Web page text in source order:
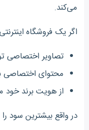
می‌کند.
اگر یک فروشگاه
تصاویر اختصاصی
محتوای اختصاصی
از هویت برند خود
در واقع بیشترین سود